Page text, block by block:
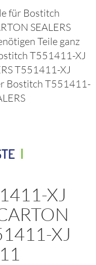
für Bostitch
SEALERS
Teile ganz
T551411-XJ
T551411-XJ
Bostitch T551411-
XJ
XJ